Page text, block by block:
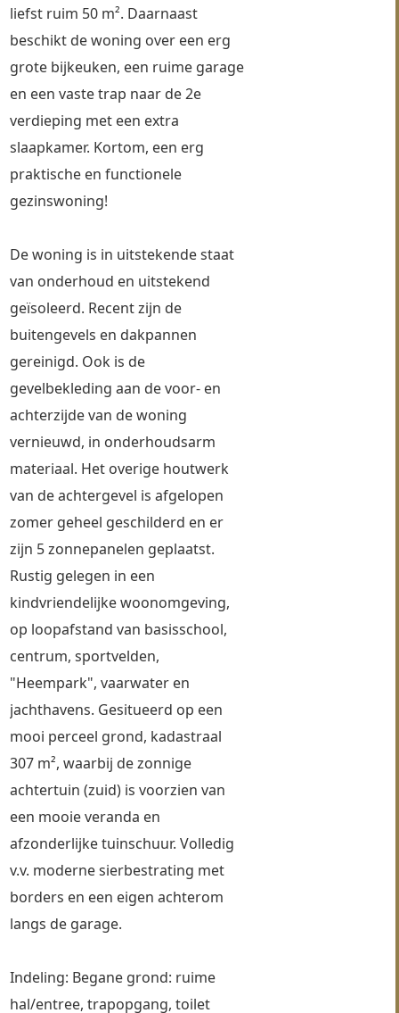
liefst ruim 50 m². Daarnaast
beschikt de woning over een erg
grote bijkeuken, een ruime garage
en een vaste trap naar de 2e
verdieping met een extra
slaapkamer. Kortom, een erg
praktische en functionele
gezinswoning!
De woning is in uitstekende staat
van onderhoud en uitstekend
geïsoleerd. Recent zijn de
buitengevels en dakpannen
gereinigd. Ook is de
gevelbekleding aan de voor- en
achterzijde van de woning
vernieuwd, in onderhoudsarm
materiaal. Het overige houtwerk
van de achtergevel is afgelopen
zomer geheel geschilderd en er
zijn 5 zonnepanelen geplaatst.
Rustig gelegen in een
kindvriendelijke woonomgeving,
op loopafstand van basisschool,
centrum, sportvelden,
"Heempark", vaarwater en
jachthavens. Gesitueerd op een
mooi perceel grond, kadastraal
307 m², waarbij de zonnige
achtertuin (zuid) is voorzien van
een mooie veranda en
afzonderlijke tuinschuur. Volledig
v.v. moderne sierbestrating met
borders en een eigen achterom
langs de garage.
Indeling: Begane grond: ruime
hal/entree, trapopgang, toilet